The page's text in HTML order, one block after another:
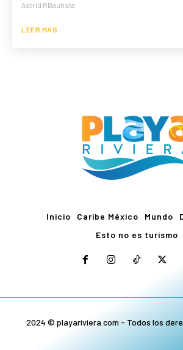
Astrid RBautista
LEER MÁS
Inicio Caribe México Mundo
Esto no es turismo
2024 © playariviera.com - Todos los